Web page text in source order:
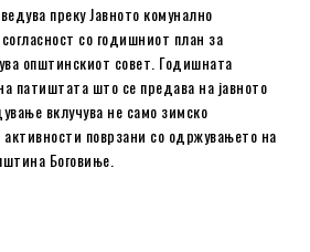
преку Јавното комунално
со годишниот план за
oпштинскиот совет. Годишната
патиштата што се предава на јавното
вклучува не само зимско
поврзани со одржувањето на
Боговиње.